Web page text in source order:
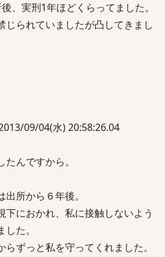
、実刑1年ほどくらってました。
じられていましたが凸してきまし
09/04(水) 20:58:26.04
んですから。
所から６年後。
下におかれ、私に接触しないよう
た。
ずっと私を守ってくれました。